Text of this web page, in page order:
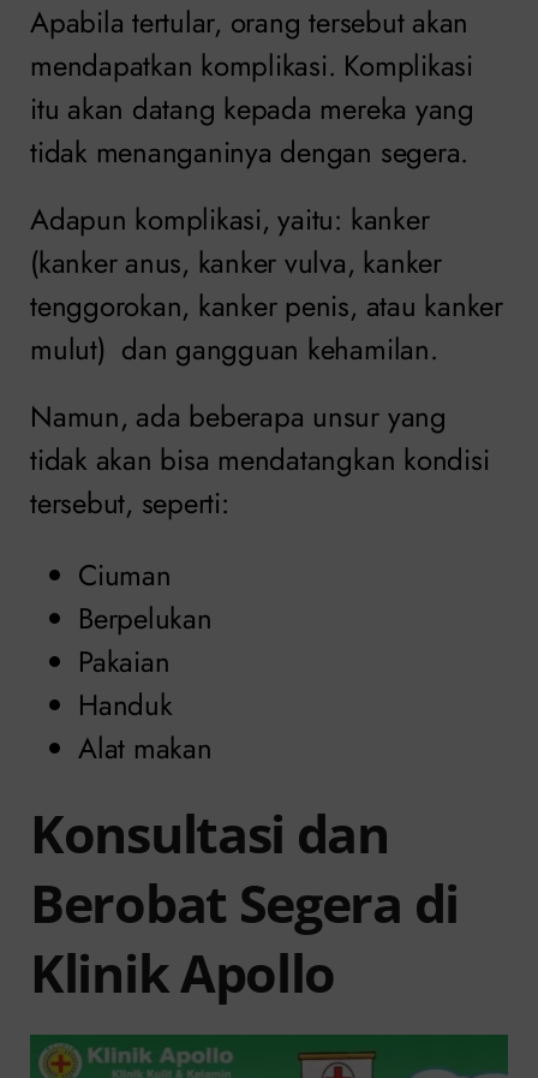
Apabila tertular, orang tersebut akan
mendapatkan komplikasi. Komplikasi
itu akan datang kepada mereka yang
tidak menanganinya dengan segera.
Adapun komplikasi, yaitu: kanker
(kanker anus, kanker vulva, kanker
tenggorokan, kanker penis, atau kanker
mulut) dan gangguan kehamilan.
Namun, ada beberapa unsur yang
tidak akan bisa mendatangkan kondisi
tersebut, seperti:
Ciuman
Berpelukan
Pakaian
Handuk
Alat makan
Konsultasi dan
Berobat Segera di
Klinik Apollo